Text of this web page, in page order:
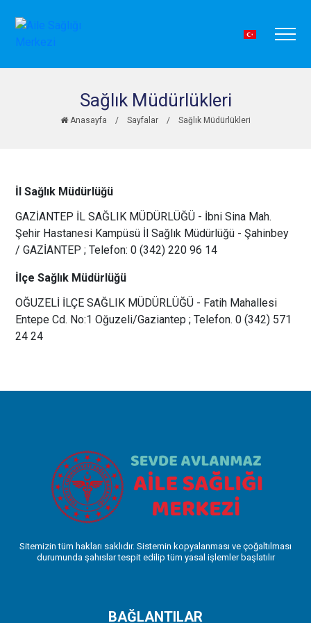
Sağlık Müdürlükleri
Anasayfa / Sayfalar / Sağlık Müdürlükleri
İl Sağlık Müdürlüğü
GAZİANTEP İL SAĞLIK MÜDÜRLÜĞÜ - İbni Sina Mah.
Şehir Hastanesi Kampüsü İl Sağlık Müdürlüğü - Şahinbey
/ GAZİANTEP ; Telefon: 0 (342) 220 96 14
İlçe Sağlık Müdürlüğü
OĞUZELİ İLÇE SAĞLIK MÜDÜRLÜĞÜ - Fatih Mahallesi
Entepe Cd. No:1 Oğuzeli/Gaziantep ; Telefon. 0 (342) 571
24 24
Sitemizin tüm hakları saklıdır. Sistemin kopyalanması ve çoğaltılması
durumunda şahıslar tespit edilip tüm yasal işlemler başlatılır
BAĞLANTILAR